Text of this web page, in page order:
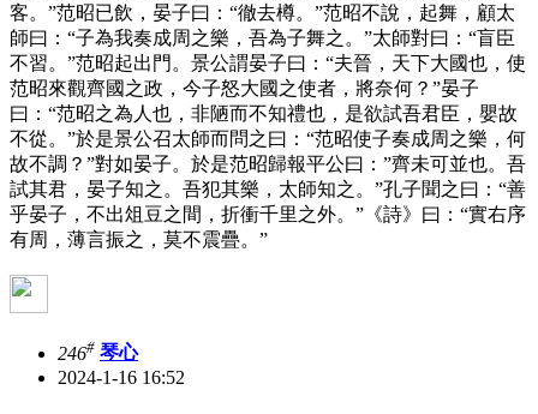
客。”范昭已飲，晏子曰：“徹去樽。”范昭不說，起舞，顧太
師曰：“子為我奏成周之樂，吾為子舞之。”太師對曰：“盲臣
不習。”范昭起出門。景公謂晏子曰：“夫晉，天下大國也，使
范昭來觀齊國之政，今子怒大國之使者，將奈何？”晏子
曰：“范昭之為人也，非陋而不知禮也，是欲試吾君臣，嬰故
不從。”於是景公召太師而問之曰：“范昭使子奏成周之樂，何
故不調？”對如晏子。於是范昭歸報平公曰：”齊未可並也。吾
試其君，晏子知之。吾犯其樂，太師知之。”孔子聞之曰：“善
乎晏子，不出俎豆之間，折衝千里之外。”《詩》曰：“實右序
有周，薄言振之，莫不震疊。”
246# 琴心
2024-1-16 16:52